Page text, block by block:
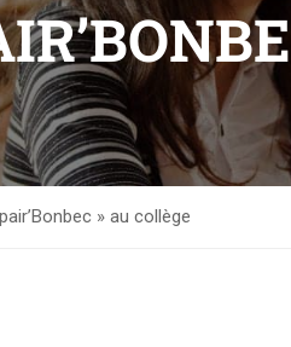
» au collège